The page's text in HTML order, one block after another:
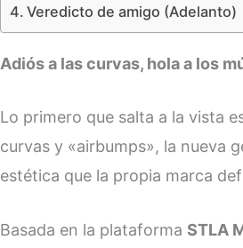
Veredicto de amigo (Adelanto)
Adiós a las curvas, hola a los
Lo primero que salta a la vista
curvas y «airbumps», la nueva
estética que la propia marca
Basada en la plataforma STLA